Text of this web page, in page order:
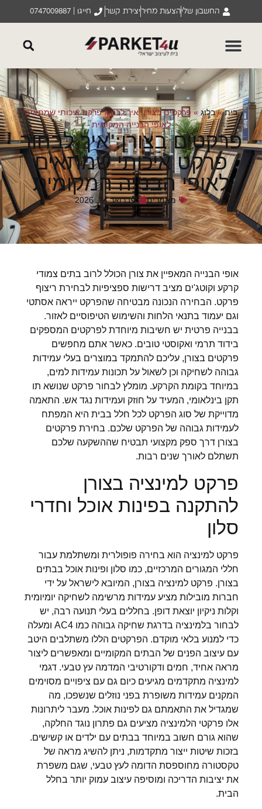
החשבון שליהצעות מחיריצירת קשר חייגו | 0747009887
בית»בלוג»פרקטים בצורן: איך לבחור פרקט איכותי שמתאים
לאופי הבנייה המקומית
בצורן: איך לבחור
פרקט איכותי שמתאים
לאופי הבנייה המקומית
מאמרים פברואר 24, 2026
אופי הבנייה המאפיין את צורן הכולל לרוב בתים צמודי
קרקע וקוטג'ים מציב דרישות ספציפיות לבחירת ריצוף
פרקט. הבחירה הנכונה מבטיחה שהפרקט ייראה אסתטי
וגם יעמוד בתנאי הלחות והשימוש הטיפוסיים לאזור.
בבנייה פרטית יש חשיבות מיוחדת לפרקטים המספקים
בידוד תרמי ואקוסטי טובים. כאשר אתם מחפשים
פרקטים בצורן, עליכם להתמקד במוצרים בעלי עמידות
גבוהה לשחיקה וכן לשאול על תכונות עמידות למים,
במיוחד בקומת הקרקע. מומלץ לבחור פרקט שנושא תו
תקן בינלאומי, המעיד על חוזק ועמידות נגד אש. התאמה
מדוייקת של סוג הפרקט לכל חלל בבית היא המפתח
לעמידות גבוהה של הפרקט שלכם. בחירת פרקטים
בצורן דרך ספק מקצועי תבטיח שההשקעה שלכם
תשתלם לאורך שנים רבות.
פרקט למינציה בצורן
להתקנה בפינות אוכל וחדרי
סלון
פרקט למינציה הוא בחירה פופולרית ומשתלמת עבור
חללי המגורים המרכזיים, כמו סלון ופינות אוכל בבתים
בצורן. פרקט למינציה בצורן, המיובא לישראל על ידי
חברות מובילות מציע עמידות מרשימה לשחיקה יומיומית
וקלות ניקיון יוצאת דופן. בחללים בעלי תנועה רבה, יש
לבחור בלמינציה בדרגת שחיקה גבוהה כמו AC4 ומעלה
כדי למנוע בלאי מוקדם. הפרקטים הללו משתלבים היטב
עם עיצוב הפנים של הבתים המקומיים ומאפשרים ליצור
מראה אחיד, חמים ודקורטיבי המדמה עץ טבעי. דגמי
למינציה מתקדמים מגיעים כיום גם עם ציפויים מסוימים
המקנים עמידות משופרת בפני נוזלים שנשפכו, מה
שמגדיל את התאמתם גם לפינות אוכל. מעבר ליתרונות
אלו פרקטי הלמינציה מציעים גם פתרון נוגד החלקה,
שהוא גורם חשוב במיוחד בבתים עם ילדים או קשישים.
בזכות שיטות ייצור מתקדמות, ניתן להשיג מראה של
טקסטורה מחוספסת הדומה לעץ טבעי, שגם משפרת
את יציבות הדריכה ומוסיפה עיצוב עמוק יותר בחלל